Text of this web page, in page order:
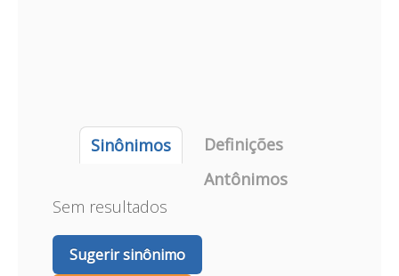
Sinônimos
Definições
Antônimos
Sem resultados
Sugerir sinônimo